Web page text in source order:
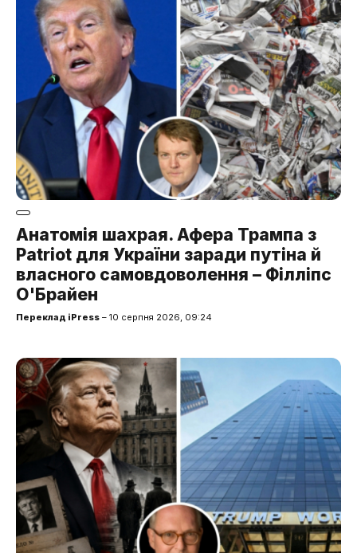
Анатомія шахрая. Афера Трампа з
Patriot для України заради путіна й
власного самовдоволення – Філліпс
О'Брайен
Переклад iPress – 10 серпня 2026, 09:24